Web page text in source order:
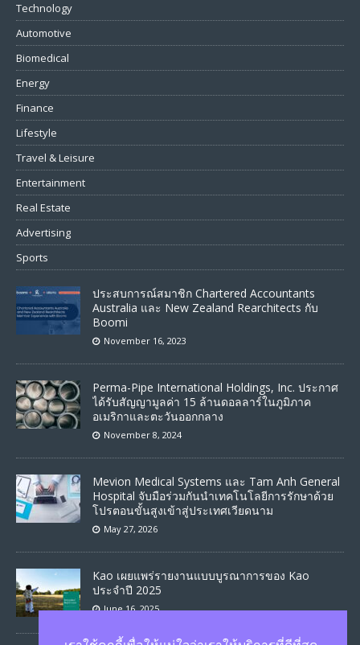
Technology
Automotive
Biomedical
Energy
Finance
Lifestyle
Travel & Leisure
Entertainment
Real Estate
Advertising
Sports
ประสบการณ์สมาชิก Chartered Accountants
Australia และ New Zealand Rearchitects กับ
Boomi
November 16, 2023
Perma-Pipe International Holdings, Inc. ประกาศ
ได้รับสัญญามูลค่า 15 ล้านดอลลาร์ในภูมิภาค
อเมริกาและตะวันออกกลาง
November 8, 2024
Mevion Medical Systems และ Tam Anh General
Hospital จับมือร่วมกันนำเทคโนโลยีการรักษาด้วย
โปรตอนขั้นสูงเข้าสู่ประเทศเวียดนาม
May 27, 2026
Kao เผยแพร่รายงานแบบบูรณาการของ Kao
ประจำปี 2025
June 16, 2025